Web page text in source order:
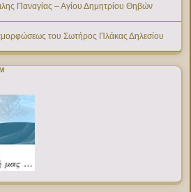
Παναγίας – Αγίου Δημητρίου Θηβών
του Σωτήρος Πλάκας Δηλεσίου